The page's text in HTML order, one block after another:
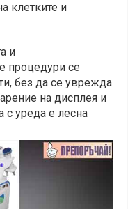
клетките и
и
процедури се
без да се уврежда
на дисплея и
с уреда е лесна